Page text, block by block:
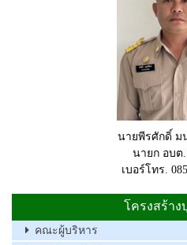
นายพีรศักดิ์
นายก อบต
เบอร์โทร.
โครงสร้าง
คณะผู้บริหาร